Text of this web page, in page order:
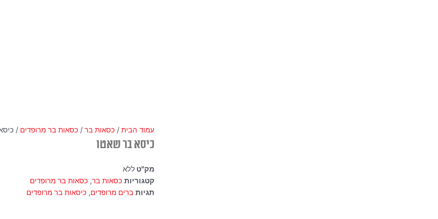
עמוד הבית / כסאות בר / כסאות בר מרופדים /
כיסא בר שאטו
מק"ט ללא
קטגוריות כסאות בר, כסאות בר מרופדים
תגיות ברים מרופדים, כיסאות בר מרופדים